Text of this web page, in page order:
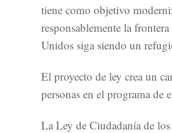
tiene como objetivo
responsablemente la
Unidos siga siendo un
El proyecto de ley crea un
personas en el programa de
La Ley de Ciudadanía de